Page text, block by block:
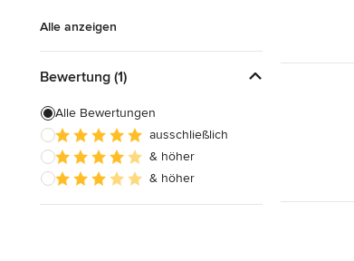
Alle anzeigen
Bewertung (1)
Alle Bewertungen
ausschließlich
& höher
& höher